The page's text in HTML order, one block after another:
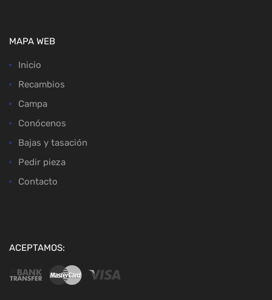
MAPA WEB
Inicio
Recambios
Campa
Conócenos
Bajas y tasación
Pedir pieza
Contacto
ACEPTAMOS: